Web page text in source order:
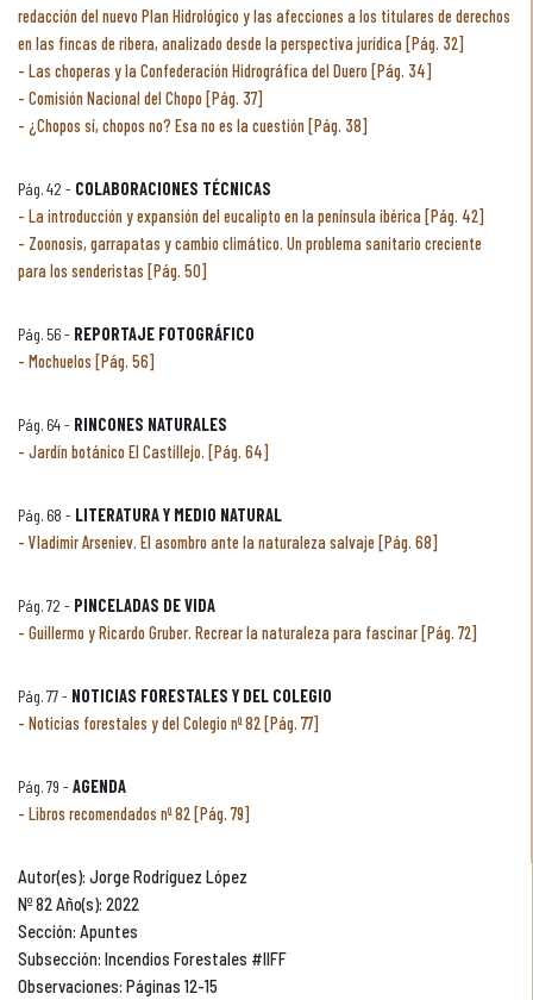
redacción del nuevo Plan Hidrológico y las afecciones a los titulares de derechos
en las fincas de ribera, analizado desde la perspectiva jurídica [Pág. 32]
Las choperas y la Confederación Hidrográfica del Duero [Pág. 34]
Comisión Nacional del Chopo [Pág. 37]
¿Chopos sí, chopos no? Esa no es la cuestión [Pág. 38]
Pág. 42 - COLABORACIONES TÉCNICAS
La introducción y expansión del eucalipto en la península ibérica [Pág. 42]
Zoonosis, garrapatas y cambio climático. Un problema sanitario creciente
para los senderistas [Pág. 50]
Pág. 56 - REPORTAJE FOTOGRÁFICO
Mochuelos [Pág. 56]
Pág. 64 - RINCONES NATURALES
Jardín botánico El Castillejo. [Pág. 64]
Pág. 68 - LITERATURA Y MEDIO NATURAL
Vladimir Arseniev. El asombro ante la naturaleza salvaje [Pág. 68]
Pág. 72 - PINCELADAS DE VIDA
Guillermo y Ricardo Gruber. Recrear la naturaleza para fascinar [Pág. 72]
Pág. 77 - NOTICIAS FORESTALES Y DEL COLEGIO
Noticias forestales y del Colegio nº 82 [Pág. 77]
Pág. 79 - AGENDA
Libros recomendados nº 82 [Pág. 79]
Autor(es): Jorge Rodríguez López
Nº 82 Año(s): 2022
Sección: Apuntes
Subsección: Incendios Forestales #IIFF
Observaciones: Páginas 12-15